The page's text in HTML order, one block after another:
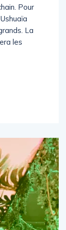
Pour
La
les